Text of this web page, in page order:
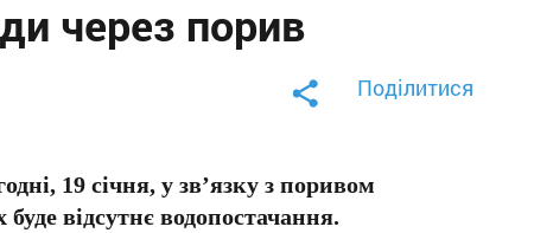
через порив
Поділитися
19 січня, у зв’язку з поривом
відсутнє водопостачання.